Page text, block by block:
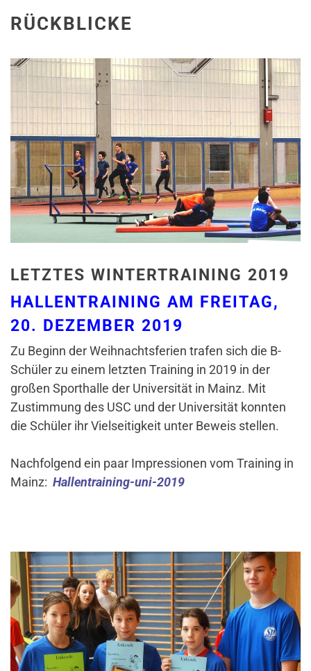
RÜCKBLICKE
LETZTES WINTERTRAINING 2019
HALLENTRAINING AM FREITAG,
20. DEZEMBER 2019
Zu Beginn der Weihnachtsferien trafen sich die B-
Schüler zu einem letzten Training in 2019 in der
großen Sporthalle der Universität in Mainz. Mit
Zustimmung des USC und der Universität konnten
die Schüler ihr Vielseitigkeit unter Beweis stellen.
Nachfolgend ein paar Impressionen vom Training in
Mainz: Hallentraining-uni-2019